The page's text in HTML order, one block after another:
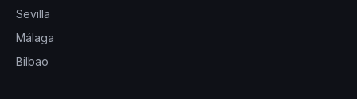
Sevilla
Málaga
Bilbao